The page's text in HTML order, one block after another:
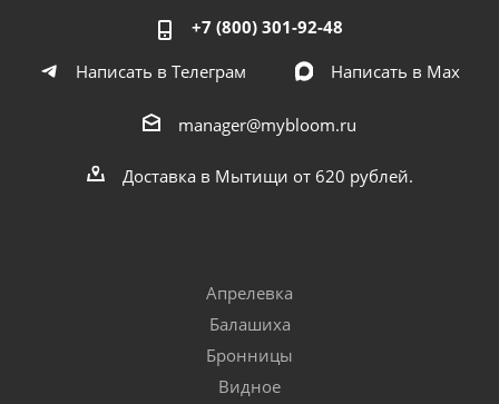
+7 (800) 301-92-48
Написать в Телеграм
Написать в Мах
manager@mybloom.ru
Доставка в Мытищи от 620 рублей.
Апрелевка
Балашиха
Бронницы
Видное